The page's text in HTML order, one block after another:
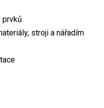
prvků
stroji a nářadím